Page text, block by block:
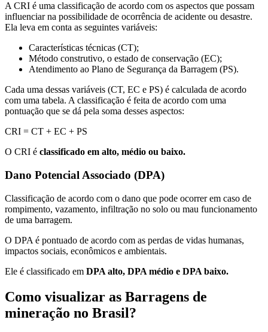
A CRI é uma classificação de acordo com os aspectos que possam
influenciar na possibilidade de ocorrência de acidente ou desastre.
Ela leva em conta as seguintes variáveis:
Características técnicas (CT);
Método construtivo, o estado de conservação (EC);
Atendimento ao Plano de Segurança da Barragem (PS).
Cada uma dessas variáveis (CT, EC e PS) é calculada de acordo
com uma tabela. A classificação é feita de acordo com uma
pontuação que se dá pela soma desses aspectos:
CRI = CT + EC + PS
O CRI é classificado em alto, médio ou baixo.
Dano Potencial Associado (DPA)
Classificação de acordo com o dano que pode ocorrer em caso de
rompimento, vazamento, infiltração no solo ou mau funcionamento
de uma barragem.
O DPA é pontuado de acordo com as perdas de vidas humanas,
impactos sociais, econômicos e ambientais.
Ele é classificado em DPA alto, DPA médio e DPA baixo.
Como visualizar as Barragens de
mineração no Brasil?